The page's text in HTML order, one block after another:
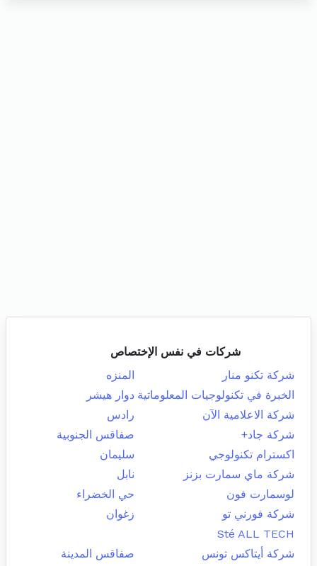
شركات في نفس الإختصاص
شركة تكنو منار
المنزه
الخبرة في تكنولوجيات المعلوماتية دوار هيشر
شركة الاعلامية الآن
رادس
شركة جاد+
صفاقس الجنوبية
اكسترام تكنولوجي
سليمان
شركة ماي سمارت بزنز
نابل
لوسمارت فون
حي الخضراء
شركة فورني تو
زغوان
Sté ALL TECH
شركة أيتاكس تونس
صفاقس المدينة